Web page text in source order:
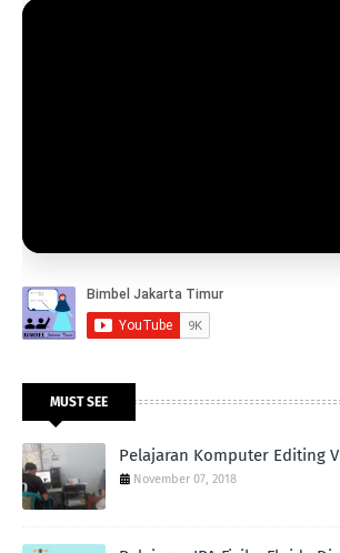
MUST SEE
Pelajaran Komputer Editing
November 07, 2018